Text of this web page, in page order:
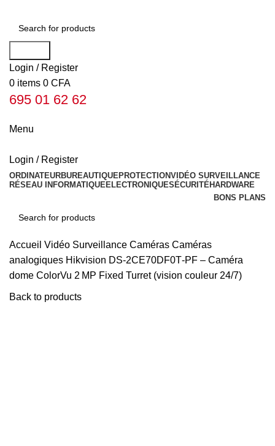
Login / Register
0 items 0 CFA
695 01 62 62
Menu
Login / Register
ORDINATEURBUREAUTIQUEPROTECTIONVIDÉO SURVEILLANCE
RÉSEAU INFORMATIQUEELECTRONIQUESÉCURITÉHARDWARE
BONS PLANS
Search
Accueil Vidéo Surveillance Caméras Caméras
analogiques Hikvision DS‑2CE70DF0T‑PF – Caméra
dome ColorVu 2 MP Fixed Turret (vision couleur 24/7)
Back to products